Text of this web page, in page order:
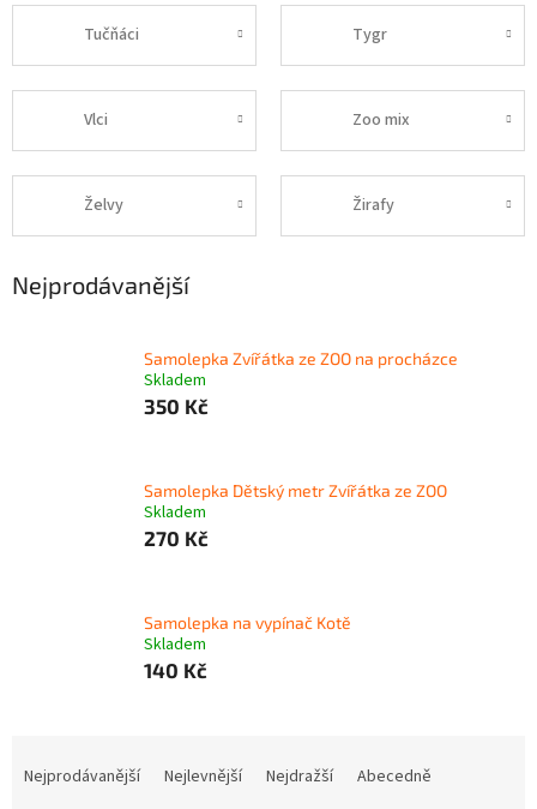
Tučňáci Tygr
Vlci Zoo mix
Želvy Žirafy
Nejprodávanější
Samolepka Zvířátka ze ZOO na procházce
Skladem
350 Kč
Samolepka Dětský metr Zvířátka ze ZOO
Skladem
270 Kč
Samolepka na vypínač Kotě
Skladem
140 Kč
Nejprodávanější Nejlevnější Nejdražší Abecedně